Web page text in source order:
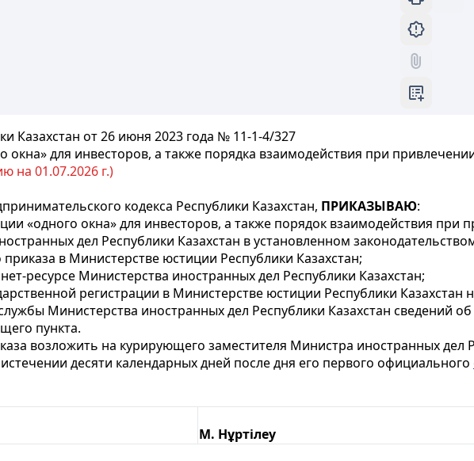
Казахстан от 26 июня 2023 года № 11-1-4/327
для инвесторов, а также порядка взаимодействия при
на 01.07.2026 г.)
кодекса Республики Казахстан, ПРИКАЗЫВАЮ:
«одного окна» для инвесторов, а также порядок взаимодействия при
дел Республики Казахстан в установленном
в Министерстве юстиции Республики Казахстан;
ресурсе Министерства иностранных дел Республики Казахстан;
регистрации в Министерстве юстиции Республики Казахстан
Министерства иностранных дел Республики Казахстан сведений
пункта.
возложить на курирующего заместителя Министра иностранных дел
десяти календарных дней после дня его первого официального
М. Нұртілеу